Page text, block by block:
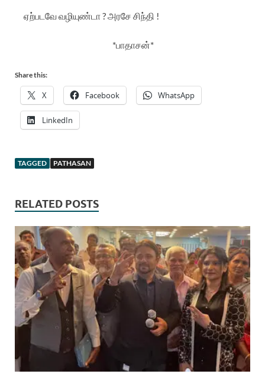
ஏற்படவே வழியுண்டா?அரசே சிந்தி !
*பாதாசன்*
Share this:
X Facebook WhatsApp
LinkedIn
TAGGED PATHASAN
RELATED POSTS